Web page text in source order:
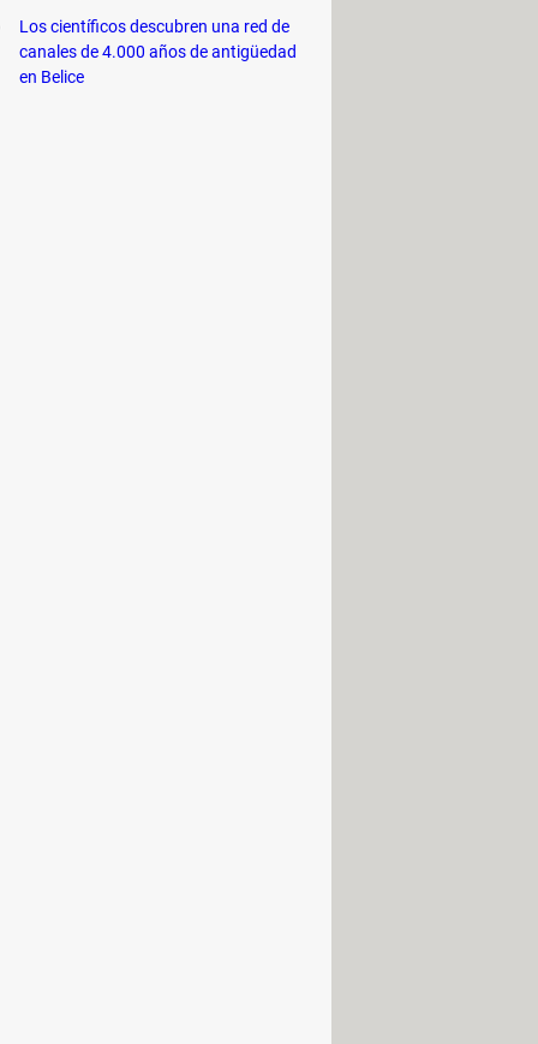
Los científicos descubren una red de
canales de 4.000 años de antigüedad
en Belice